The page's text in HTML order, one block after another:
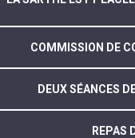
COMMISSION DE
DEUX SÉANCES
REPAS